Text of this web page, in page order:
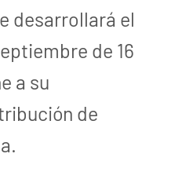
desarrollará el
de 16
a su
de